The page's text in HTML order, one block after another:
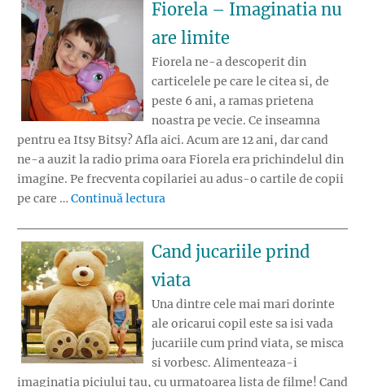
Fiorela – Imaginatia nu
are limite
Fiorela ne-a descoperit din
carticelele pe care le citea si, de
peste 6 ani, a ramas prietena
noastra pe vecie. Ce inseamna
pentru ea Itsy Bitsy? Afla aici. Acum are 12 ani, dar cand
ne-a auzit la radio prima oara Fiorela era prichindelul din
imagine. Pe frecventa copilariei au adus-o cartile de copii
pe care … Continuă lectura
Cand jucariile prind
viata
Una dintre cele mai mari dorinte
ale oricarui copil este sa isi vada
jucariile cum prind viata, se misca
si vorbesc. Alimenteaza-i
imaginatia piciului tau, cu urmatoarea lista de filme! Cand